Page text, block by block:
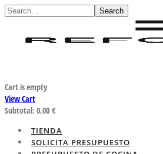
Search
Cart is empty
View Cart
Subtotal: 0,00 €
TIENDA
SOLICITA PRESUPUESTO